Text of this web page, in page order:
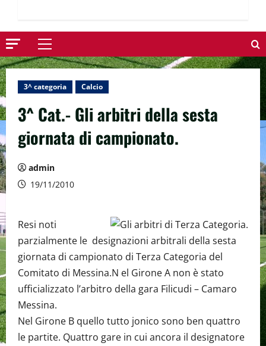
Menu
principale
3^ categoria Calcio
3^ Cat.- Gli arbitri della sesta
giornata di campionato.
admin
19/11/2010
Resi noti
parzialmente le designazioni arbitrali della sesta
giornata di campionato di Terza Categoria del
Comitato di Messina.N el Girone A non è stato
ufficializzato l’arbitro della gara Filicudi – Camaro
Messina.
Nel Girone B quello tutto jonico sono ben quattro
le partite. Quattro gare in cui ancora il designatore